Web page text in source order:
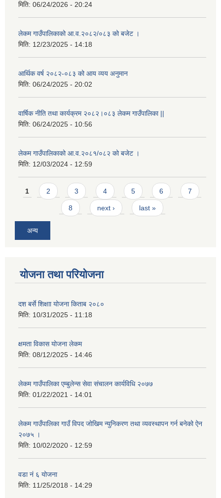
मिति: 06/24/2026 - 20:24
लेकम गाउँपालिकाको आ.व.२०८२/०८३ को बजेट ।
मिति: 12/23/2025 - 14:18
आर्थिक वर्ष २०८२-०८३ को आय व्यय अनुमान
मिति: 06/24/2025 - 20:02
वार्षिक नीति तथा कार्यक्रम २०८२।०८३ लेकम गाउँपालिका ||
मिति: 06/24/2025 - 10:56
लेकम गाउँपालिकाको आ.व.२०८१/०८२ को बजेट ।
मिति: 12/03/2024 - 12:59
Pages
1 2 3 4 5 6 7
8 next › last »
अन्य
योजना तथा परियोजना
दश बर्से शिक्षाा योजना किताब २०८०
मिति: 10/31/2025 - 11:18
क्षमता विकास योजना लेकम
मिति: 08/12/2025 - 14:46
लेकम गाउँपालिका एम्बुलेन्स सेवा संचालन कार्यविधि २०७७
मिति: 01/22/2021 - 14:01
लेकम गाउँपालिका गाउँ विपद जोखिम न्युनिकरण तथा व्यवस्थापन गर्न बनेको ऐन
२०७५ ।
मिति: 10/02/2020 - 12:59
वडा नं ६ योजना
मिति: 11/25/2018 - 14:29